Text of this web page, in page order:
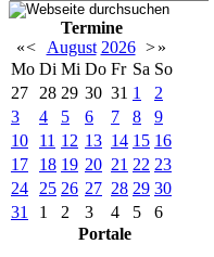
Termine
«< August 2026 > »
Mo Di Mi Do Fr Sa So
27
28 29 30 31 1
2
3
4 5 6 7 8
9
10
11 12 13 14 15 16
17
18 19 20 21 22 23
24
25 26 27 28 29 30
31
1 2 3 4 5
6
Portale